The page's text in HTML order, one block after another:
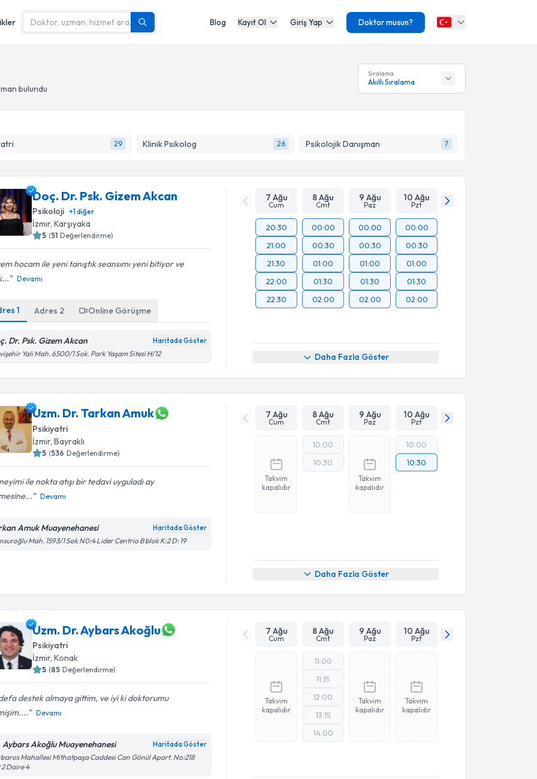
Blog Kayıt Ol Giriş Yap Doktor musun?
bulundu
Sıralama
Akıllı Sıralama
29 Klinik Psikolog 26 Psikolojik Danışman 7
Doç. Dr. Psk. Gizem Akcan
Psikoloji +1diğer
İzmir, Karşıyaka
5 (51 Değerlendirme)
hocam ile yeni tanıştık seansımı yeni bitiyor ve
Devamı
1 Adres 2 Online Görüşme
Dr. Psk. Gizem Akcan Haritada Göster
Yali Mah. 6500/1 Sok. Park Yaşam Sitesi H/12
7 Ağu
Cum
8 Ağu
Cmt
9 Ağu
Paz
10 Ağu
Pzt
20:30
21:00
21:30
22:00
22:30
00:00
00:30
01:00
01:30
02:00
00:00
00:30
01:00
01:30
02:00
00:00
00:30
01:00
01:30
02:00
Daha Fazla Göster
Uzm. Dr. Tarkan Amuk
Psikiyatri
İzmir, Bayraklı
5 (536 Değerlendirme)
ile nokta atışı bir tedavi uyguladı ay
Devamı
Amuk Muayenehanesi Haritada Göster
Mah. 1593/1 Sok N0:4 Lider Centrio B blok K:2 D: 19
7 Ağu
Cum
8 Ağu
Cmt
9 Ağu
Paz
10 Ağu
Pzt
Takvim
kapalıdır
10:00
10:30
Takvim
kapalıdır
10:00
10:30
Daha Fazla Göster
Uzm. Dr. Aybars Akoğlu
Psikiyatri
İzmir, Konak
5 (85 Değerlendirme)
destek almaya gittim, ve iyi ki doktorumu
Devamı
Aybars Akoğlu Muayenehanesi Haritada Göster
Mahallesi Mithatpaşa Caddesi Can Gönül Apart. No:218
2 Daire 4
7 Ağu
Cum
8 Ağu
Cmt
9 Ağu
Paz
10 Ağu
Pzt
Takvim
kapalıdır
11:00
11:15
12:00
13:15
14:00
Takvim
kapalıdır
Takvim
kapalıdır